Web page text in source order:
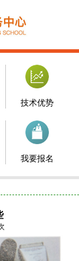
技术优势
我要报名